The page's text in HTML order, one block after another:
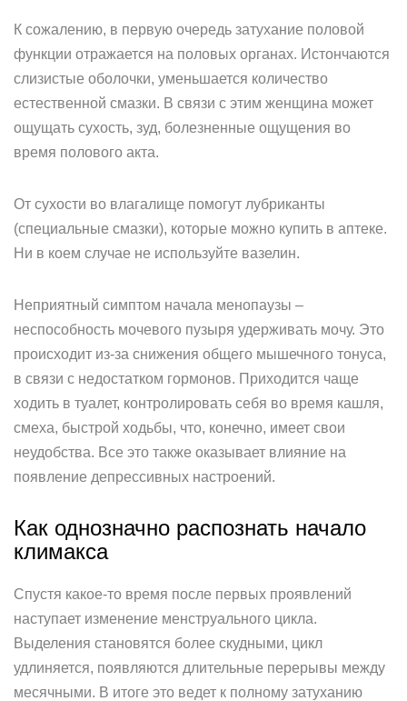
К сожалению, в первую очередь затухание половой
функции отражается на половых органах. Истончаются
слизистые оболочки, уменьшается количество
естественной смазки. В связи с этим женщина может
ощущать сухость, зуд, болезненные ощущения во
время полового акта.
От сухости во влагалище помогут лубриканты
(специальные смазки), которые можно купить в аптеке.
Ни в коем случае не используйте вазелин.
Неприятный симптом начала менопаузы –
неспособность мочевого пузыря удерживать мочу. Это
происходит из-за снижения общего мышечного тонуса,
в связи с недостатком гормонов. Приходится чаще
ходить в туалет, контролировать себя во время кашля,
смеха, быстрой ходьбы, что, конечно, имеет свои
неудобства. Все это также оказывает влияние на
появление депрессивных настроений.
Как однозначно распознать начало
климакса
Спустя какое-то время после первых проявлений
наступает изменение менструального цикла.
Выделения становятся более скудными, цикл
удлиняется, появляются длительные перерывы между
месячными. В итоге это ведет к полному затуханию